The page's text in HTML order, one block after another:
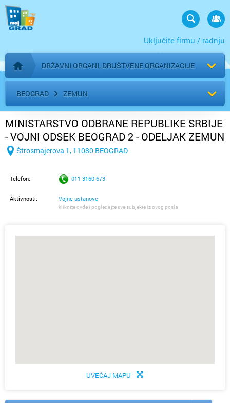
Uključite firmu / radnju
Početna stranica
DRŽAVNI ORGANI, DRUŠTVENE ORGANIZACIJE
BEOGRAD ZEMUN
MINISTARSTVO ODBRANE REPUBLIKE SRBIJE
- VOJNI ODSEK BEOGRAD 2 - ODELJAK ZEMUN
Štrosmajerova 1, 11080 BEOGRAD
Telefon: 011 3160 673
Aktivnosti: Vojne ustanove
kliknite ovde i pogledajte sve subjekte iz ovog posla
UVEĆAJ MAPU